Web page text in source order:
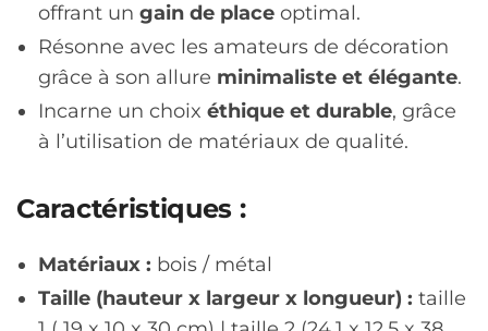
offrant un gain de place optimal.
Résonne avec les amateurs de décoration
grâce à son allure minimaliste et élégante.
Incarne un choix éthique et durable, grâce
à l’utilisation de matériaux de qualité.
Caractéristiques :
Matériaux : bois / métal
Taille (hauteur x largeur x longueur) : taille